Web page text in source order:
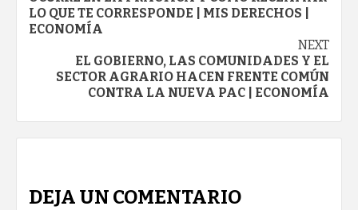
LO QUE TE CORRESPONDE | MIS DERECHOS |
ECONOMÍA
NEXT
EL GOBIERNO, LAS COMUNIDADES Y EL
SECTOR AGRARIO HACEN FRENTE COMÚN
CONTRA LA NUEVA PAC | ECONOMÍA
DEJA UN COMENTARIO